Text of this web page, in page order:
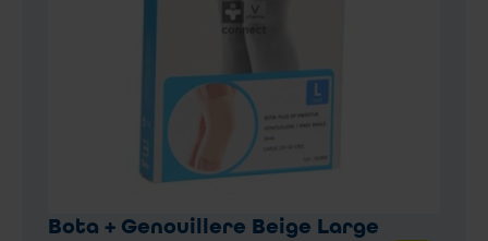
Bota + Genouillere Beige Large